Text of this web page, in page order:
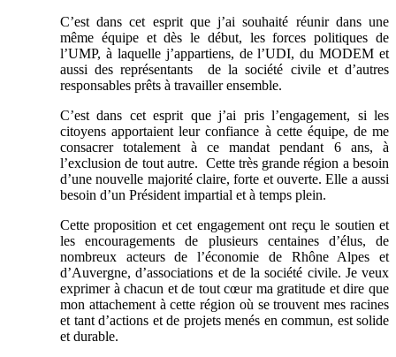
C’est dans cet esprit que j’ai souhaité réunir dans une
même équipe et dès le début, les forces politiques de
l’UMP, à laquelle j’appartiens, de l’UDI, du MODEM et
aussi des représentants de la société civile et d’autres
responsables prêts à travailler ensemble.
C’est dans cet esprit que j’ai pris l’engagement, si les
citoyens apportaient leur confiance à cette équipe, de me
consacrer totalement à ce mandat pendant 6 ans, à
l’exclusion de tout autre. Cette très grande région a besoin
d’une nouvelle majorité claire, forte et ouverte. Elle a aussi
besoin d’un Président impartial et à temps plein.
Cette proposition et cet engagement ont reçu le soutien et
les encouragements de plusieurs centaines d’élus, de
nombreux acteurs de l’économie de Rhône Alpes et
d’Auvergne, d’associations et de la société civile. Je veux
exprimer à chacun et de tout cœur ma gratitude et dire que
mon attachement à cette région où se trouvent mes racines
et tant d’actions et de projets menés en commun, est solide
et durable.